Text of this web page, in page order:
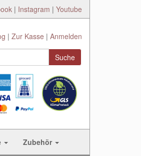
| Instagram | Youtube
Zur Kasse Anmelden
Suche
Zubehör